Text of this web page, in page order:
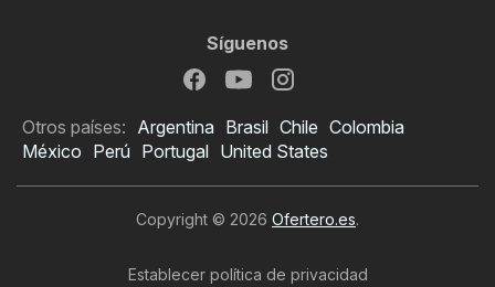
Síguenos
Otros países: Argentina Brasil Chile Colombia
México Perú Portugal United States
Copyright © 2026 Ofertero.es.
Establecer política de privacidad